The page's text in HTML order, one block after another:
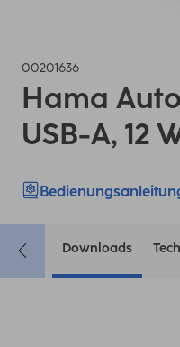
00201636
Hama
USB-A, 12
Downloads